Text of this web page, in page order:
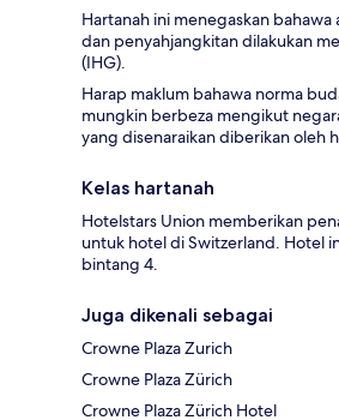
Hartanah ini menegaskan
dan penyahjangkitan dilakukan
(IHG).
Harap maklum bahawa norma
mungkin berbeza mengikut
yang disenaraikan diberikan oleh
Kelas hartanah
Hotelstars Union memberikan
untuk hotel di Switzerland. Hotel
bintang 4.
Juga dikenali sebagai
Crowne Plaza Zurich
Crowne Plaza Zürich
Crowne Plaza Zürich Hotel